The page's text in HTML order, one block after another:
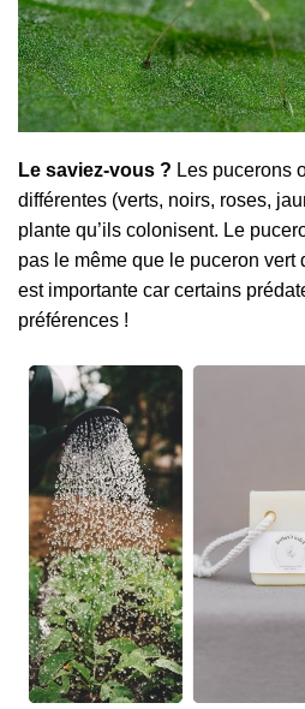
Le saviez-vous ? Les pucerons
différentes (verts, noirs, roses,
plante qu’ils colonisent. Le
pas le même que le puceron vert
est importante car certains
préférences !